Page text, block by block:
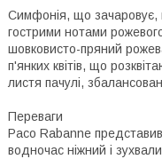
Симфонія, що зачаровує,
гострими нотами
шовковисто-пряний
п'янких квітів, що
листя пачулі,
Переваги
Paco Rabanne
водночас ніжний і